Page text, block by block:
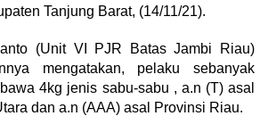
Tanjung Barat, (14/11/21).
(Unit VI PJR Batas Jambi Riau)
mengatakan, pelaku sebanyak
4kg jenis sabu-sabu , a.n (T) asal
dan a.n (AAA) asal Provinsi Riau.